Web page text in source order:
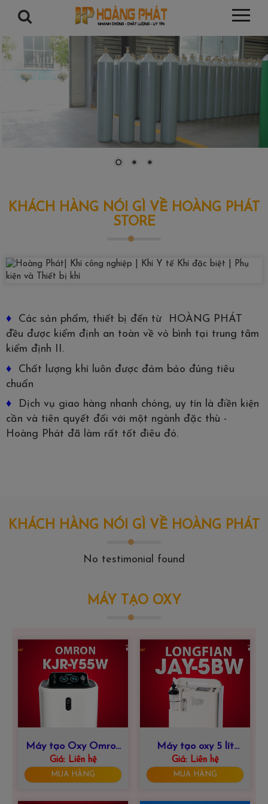
KHÁCH HÀNG NÓI GÌ VỀ HOÀNG PHÁT
STORE
♦
Các sản phẩm, thiết bị đến từ HOÀNG PHÁT
đều được kiểm định an toàn về vỏ bình tại trung tâm
kiểm định II.
♦
Chất lượng khí luôn được đảm bảo đúng tiêu
chuẩn
♦
Dịch vụ giao hàng nhanh chóng, uy tín là điền kiện
cần và tiên quyết đối với một ngành đặc thù -
Hoàng Phát đã làm rất tốt điêu đó.
KHÁCH HÀNG NÓI GÌ VỀ HOÀNG PHÁT
No testimonial found
MÁY TẠO OXY
Máy tạo Oxy Omron
KJR-Y55W – 5 Lít
Giá:Liên hệ
MUA HÀNG
Máy tạo oxy 5 lít
LONGFIAN JAY-
5BW
Giá:Liên hệ
MUA HÀNG